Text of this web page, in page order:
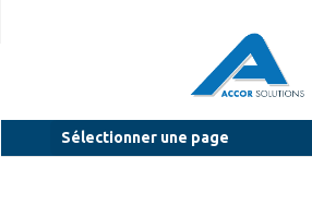
Sélectionner une page